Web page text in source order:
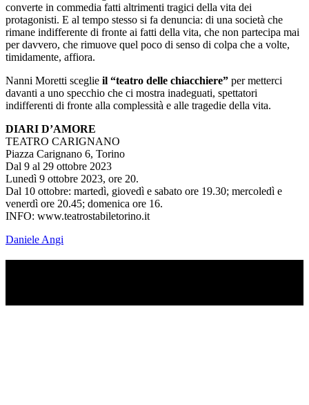
converte in commedia fatti altrimenti tragici della vita dei
protagonisti. E al tempo stesso si fa denuncia: di una società che
rimane indifferente di fronte ai fatti della vita, che non partecipa mai
per davvero, che rimuove quel poco di senso di colpa che a volte,
timidamente, affiora.
Nanni Moretti sceglie il “teatro delle chiacchiere” per metterci
davanti a uno specchio che ci mostra inadeguati, spettatori
indifferenti di fronte alla complessità e alle tragedie della vita.
DIARI D’AMORE
TEATRO CARIGNANO
Piazza Carignano 6, Torino
Dal 9 al 29 ottobre 2023
Lunedì 9 ottobre 2023, ore 20.
Dal 10 ottobre: martedì, giovedì e sabato ore 19.30; mercoledì e
venerdì ore 20.45; domenica ore 16.
INFO: www.teatrostabiletorino.it
Daniele Angi